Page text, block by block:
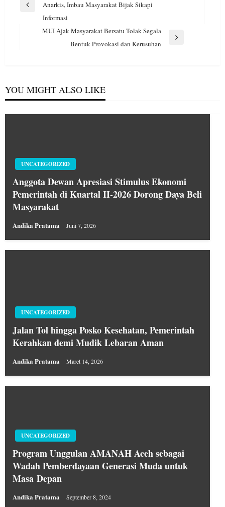
pos
Previous
Anarkis, Imbau Masyarakat Bijak Sikapi
Informasi
MUI Ajak Masyarakat Bersatu Tolak Segala
Bentuk Provokasi dan Kerusuhan
YOU MIGHT ALSO LIKE
UNCATEGORIZED
Anggota Dewan Apresiasi Stimulus Ekonomi
Pemerintah di Kuartal II-2026 Dorong Daya Beli
Masyarakat
Andika Pratama Juni 7, 2026
UNCATEGORIZED
Jalan Tol hingga Posko Kesehatan, Pemerintah
Kerahkan demi Mudik Lebaran Aman
Andika Pratama Maret 14, 2026
UNCATEGORIZED
Program Unggulan AMANAH Aceh sebagai
Wadah Pemberdayaan Generasi Muda untuk
Masa Depan
Andika Pratama September 8, 2024